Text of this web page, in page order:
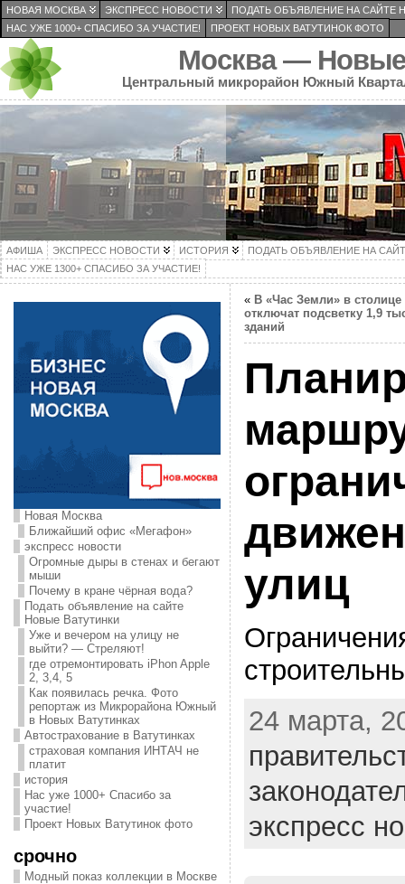
НОВАЯ МОСКВА ЭКСПРЕСС НОВОСТИ
ПОДАТЬ ОБЪЯВЛЕНИЕ НА САЙТЕ
НАС УЖЕ 1000+ СПАСИБО ЗА УЧАСТИЕ!
ПРОЕКТ НОВЫХ ВАТУТИНОК ФОТО
Москва — Новые
Центральный микрорайон Южный
АФИША ЭКСПРЕСС НОВОСТИ ИСТОРИЯ
ПОДАТЬ ОБЪЯВЛЕНИЕ НА
НАС УЖЕ 1300+ СПАСИБО ЗА УЧАСТИЕ!
Новая Москва
Ближайший офис «Мегафон»
экспресс новости
Огромные дыры в стенах и бегают
мыши
Почему в кране чёрная вода?
Подать объявление на сайте
Новые Ватутинки
Уже и вечером на улицу не
выйти? — Стреляют!
где отремонтировать iPhon Apple
2, 3,4, 5
Как появилась речка. Фото
репортаж из Микрорайона Южный
в Новых Ватутинках
Автострахование в Ватутинках
страховая компания ИНТАЧ не
платит
история
Нас уже 1000+ Спасибо за
участие!
Проект Новых Ватутинок фото
срочно
Модный показ коллекции в Москве
« В «Час Земли» в столице
отключат подсветку 1,9
зданий
улиц
24 марта,
экспресс